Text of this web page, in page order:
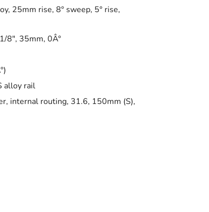
25mm rise, 8° sweep, 5° rise,
8", 35mm, 0Â°
alloy rail
internal routing, 31.6, 150mm (S),